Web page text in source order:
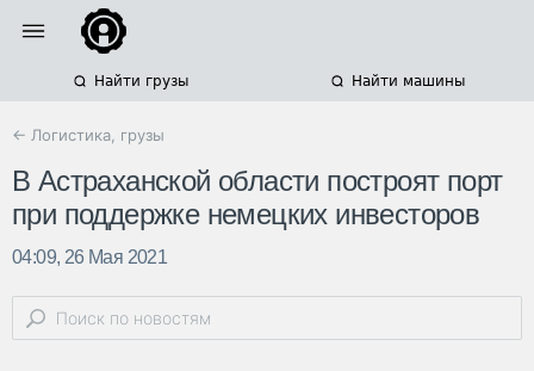
Найти грузы Найти машины
← Логистика, грузы
В Астраханской области построят порт
при поддержке немецких инвесторов
04:09, 26 Мая 2021